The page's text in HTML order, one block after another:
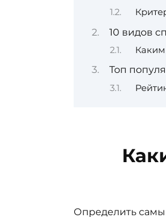
10 видов
Топ
Определить